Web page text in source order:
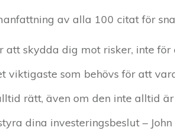
av alla 100 citat för
att skydda dig mot risker, inte för
viktigaste som behövs för att
rätt, även om den inte alltid
dina investeringsbeslut –